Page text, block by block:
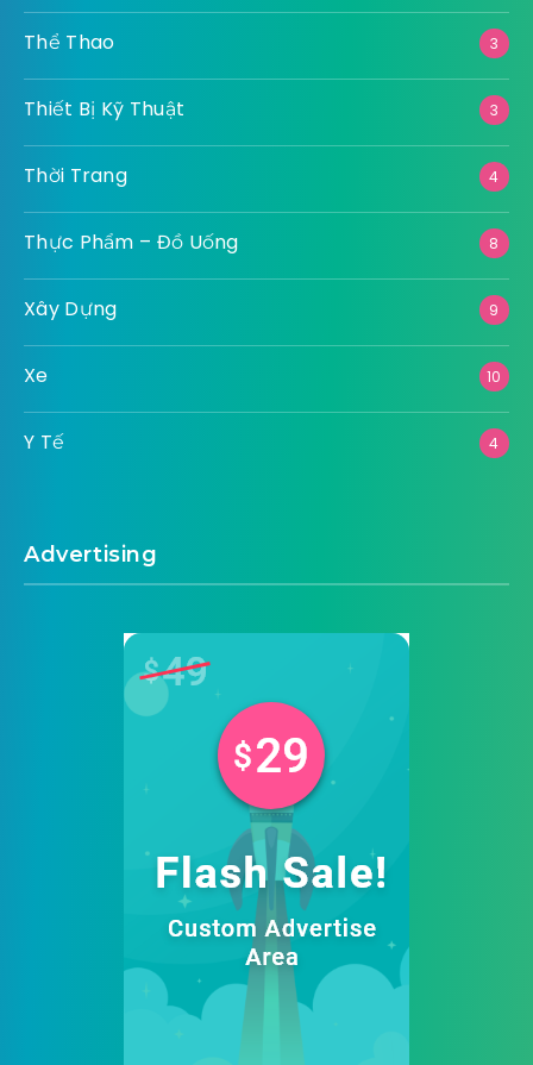
Thể Thao 3
Thiết Bị Kỹ Thuật 3
Thời Trang 4
Thực Phẩm – Đồ Uống 8
Xây Dựng 9
Xe 10
Y Tế 4
Advertising